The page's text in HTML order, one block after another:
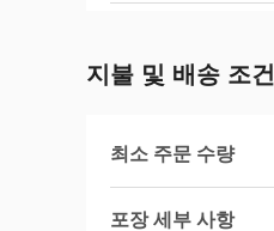
지불 및 배송 조건
최소 주문 수량
포장 세부 사항